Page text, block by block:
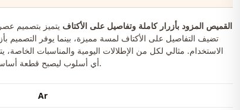
القميص المزود بأزرار كاملة وتفاصيل على الأكتاف يتميز بتصميم
تضيف التفاصيل على الأكتاف لمسة مميزة، بينما يوفر التصميم
الاستخدام. مثالي لكل من الإطلالات اليومية والمناسبات
أي أسلوب ليصبح قطعة أساسية في خزانة ملابسك.
Ar